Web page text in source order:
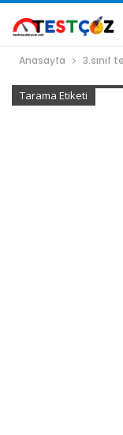
Anasayfa 3.sınıf
Tarama Etiketi